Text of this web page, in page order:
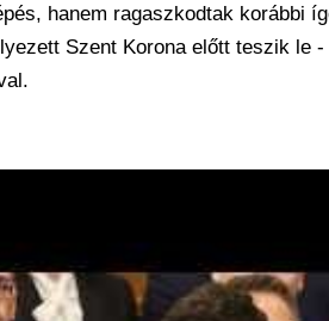
hanem ragaszkodtak korábbi
Szent Korona előtt teszik le